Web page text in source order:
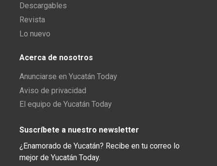
Descargables
Revista
Lo nuevo
Acerca de nosotros
Anunciarse en Yucatán Today
Aviso de privacidad
El equipo de Yucatán Today
Suscríbete a nuestro newsletter
¿Enamorado de Yucatán? Recibe en tu correo lo
mejor de Yucatán Today.